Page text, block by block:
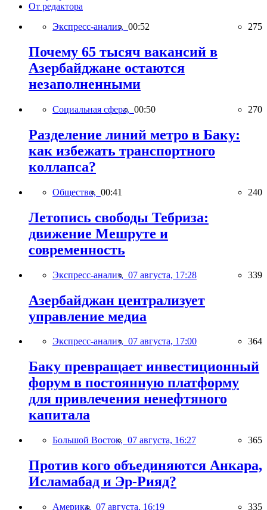
От редактора
Экспресс-анализ, 00:52 275
Почему 65 тысяч вакансий в
Азербайджане остаются
незаполненными
Социальная сфера, 00:50 270
Разделение линий метро в Баку:
как избежать транспортного
коллапса?
Общество, 00:41 240
Летопись свободы Тебриза:
движение Мешруте и
современность
Экспресс-анализ, 07 августа, 17:28 339
Азербайджан централизует
управление медиа
Экспресс-анализ, 07 августа, 17:00 364
Баку превращает инвестиционный
форум в постоянную платформу
для привлечения ненефтяного
капитала
Большой Восток, 07 августа, 16:27 365
Против кого объединяются Анкара,
Исламабад и Эр-Рияд?
Америка, 07 августа, 16:19 335